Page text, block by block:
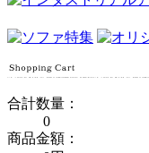
合計数量：
0
商品金額：